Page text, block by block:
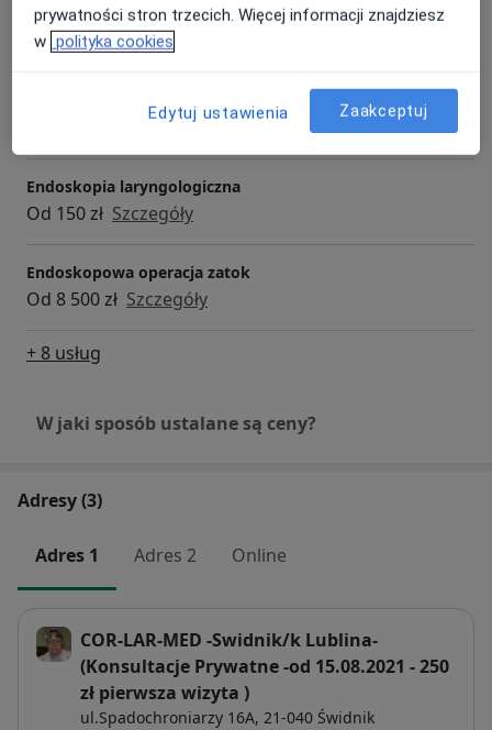
Konsultacja laryngologiczna (pierwsza wizyta)
270 zł Szczegóły
Szczegóły
Endoskopia laryngologiczna
Od 150 zł Szczegóły
Endoskopowa operacja zatok
Od 8 500 zł Szczegóły
+ 8 usług
W jaki sposób ustalane są ceny?
Adresy (3)
Adres 1 Adres 2 Online
COR-LAR-MED -Swidnik/k Lublina-
(Konsultacje Prywatne -od 15.08.2021 - 250
zł pierwsza wizyta )
ul.Spadochroniarzy 16A, 21-040 Świdnik
prywatności stron trzecich. Więcej informacji znajdziesz
w polityka cookies
Edytuj ustawienia Zaakceptuj